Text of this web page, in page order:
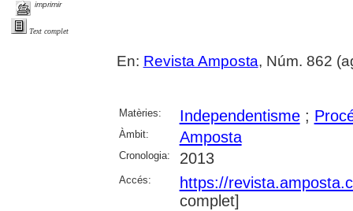
imprimir
Text complet
En: Revista Amposta, Núm. 862
Matèries: Independentisme;
Àmbit: Amposta
Cronologia: 2013
Accés:
https://
complet]